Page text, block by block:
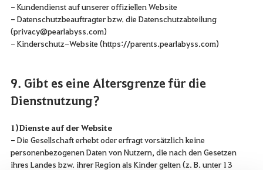
- Kundendienst auf unserer offiziellen Website
- Datenschutzbeauftragter bzw. die Datenschutzabteilung
(privacy@pearlabyss.com)
- Kinderschutz-Website (https://parents.pearlabyss.com)
9. Gibt es eine Altersgrenze für die
Dienstnutzung?
1) Dienste auf der Website
- Die Gesellschaft erhebt oder erfragt vorsätzlich keine
personenbezogenen Daten von Nutzern, die nach den Gesetzen
ihres Landes bzw. ihrer Region als Kinder gelten (z. B. unter 13